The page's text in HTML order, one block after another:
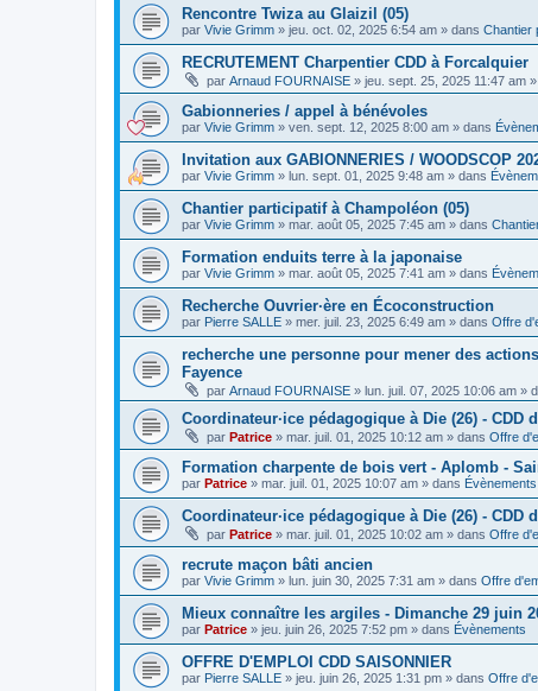
Rencontre Twiza au Glaizil (05)
par Vivie Grimm » jeu. oct. 02, 2025 6:54 am » dans Chantier
RECRUTEMENT Charpentier CDD à Forcalquier
par Arnaud FOURNAISE » jeu. sept. 25, 2025 11:47 am
Gabionneries / appel à bénévoles
par Vivie Grimm » ven. sept. 12, 2025 8:00 am » dans
Invitation aux GABIONNERIES / WOODSCOP
par Vivie Grimm » lun. sept. 01, 2025 9:48 am » dans
Chantier participatif à Champoléon (05)
par Vivie Grimm » mar. août 05, 2025 7:45 am » dans
Formation enduits terre à la japonaise
par Vivie Grimm » mar. août 05, 2025 7:41 am » dans
Recherche Ouvrier·ère en Écoconstruction
par Pierre SALLE » mer. juil. 23, 2025 6:49 am » dans Offre
recherche une personne pour mener des
Fayence
par Arnaud FOURNAISE » lun. juil. 07, 2025 10:06 am »
Coordinateur·ice pédagogique à Die (26) - CDD
par Patrice » mar. juil. 01, 2025 10:12 am » dans Offre
Formation charpente de bois vert - Aplomb -
par Patrice » mar. juil. 01, 2025 10:07 am » dans Évènements
Coordinateur·ice pédagogique à Die (26) -
par Patrice » mar. juil. 01, 2025 10:02 am » dans Offre
recrute maçon bâti ancien
par Vivie Grimm » lun. juin 30, 2025 7:31 am » dans Offre
Mieux connaître les argiles - Dimanche 29 juin
par Patrice » jeu. juin 26, 2025 7:52 pm » dans Évènements
OFFRE D'EMPLOI CDD SAISONNIER
par Pierre SALLE » jeu. juin 26, 2025 1:31 pm » dans Offre